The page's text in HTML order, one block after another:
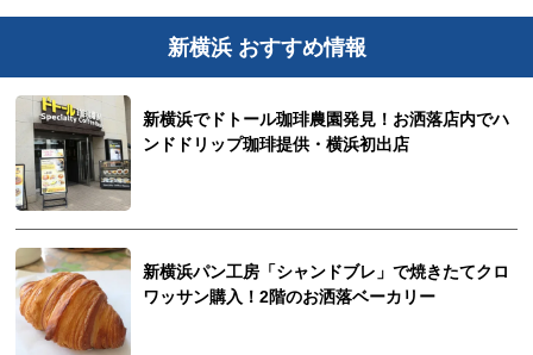
新横浜 おすすめ情報
新横浜でドトール珈琲農園発見！お洒落店内でハ
ンドドリップ珈琲提供・横浜初出店
新横浜パン工房「シャンドブレ」で焼きたてクロ
ワッサン購入！2階のお洒落ベーカリー